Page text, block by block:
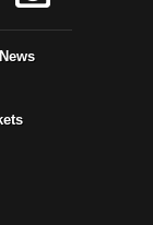
News